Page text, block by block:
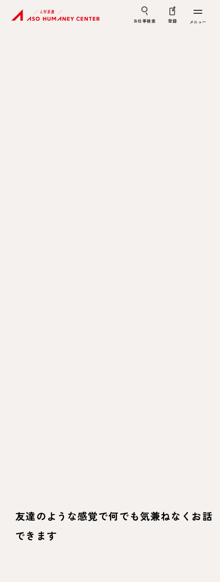
お仕事検索 登録
友達のような感覚で何でも気兼ねなくお話
できます